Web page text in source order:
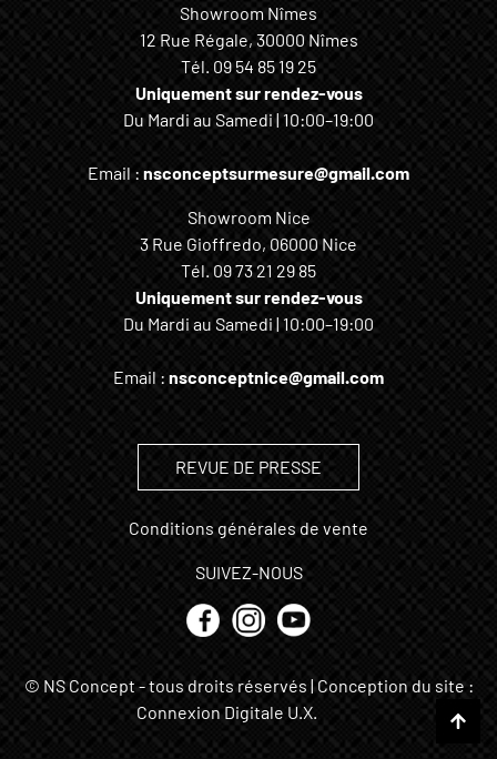
Showroom Nîmes
12 Rue Régale, 30000 Nîmes
Tél. 09 54 85 19 25
Uniquement sur rendez-vous
Du Mardi au Samedi | 10:00–19:00
Email : nsconceptsurmesure@gmail.com
Showroom Nice
3 Rue Gioffredo, 06000 Nice
Tél. 09 73 21 29 85
Uniquement sur rendez-vous
Du Mardi au Samedi | 10:00–19:00
Email : nsconceptnice@gmail.com
REVUE DE PRESSE
Conditions générales de vente
SUIVEZ-NOUS
© NS Concept - tous droits réservés | Conception du site :
Connexion Digitale U.X.